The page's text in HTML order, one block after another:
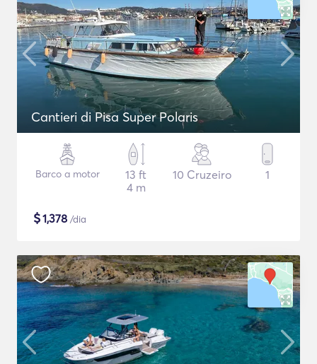
Cantieri di Pisa Super Polaris
Barco a motor
13 ft
4 m
10 Cruzeiro 1
$1,378 /dia